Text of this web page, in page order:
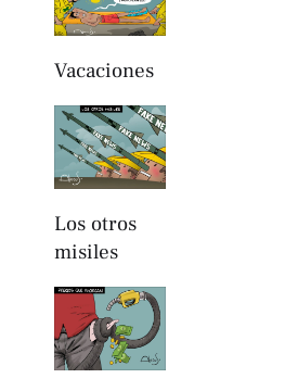
Vacaciones
Los otros
misiles